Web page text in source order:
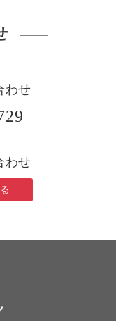
わせ
わせ